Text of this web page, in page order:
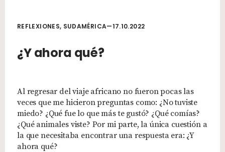
REFLEXIONES, SUDAMÉRICA—17.10.2022
¿Y ahora qué?
Al regresar del viaje africano no fueron pocas las
veces que me hicieron preguntas como: ¿No tuviste
miedo? ¿Qué fue lo que más te gustó? ¿Qué comías?
¿Qué animales viste? Por mi parte, la única cuestión a
la que necesitaba encontrar una respuesta era: ¿Y
ahora qué?